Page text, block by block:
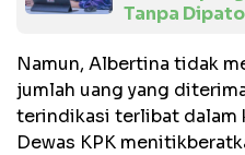
Tanpa
Namun, Albertina tidak
jumlah uang yang
terindikasi terlibat dalam
Dewas KPK